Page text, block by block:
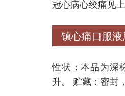
冠心病心绞痛见
镇心痛口服
性状：本品为深
升。 贮藏：密封